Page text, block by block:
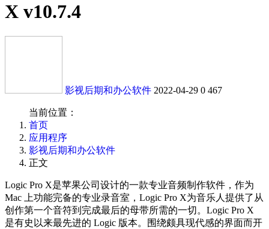
X v10.7.4
影视后期和办公软件 2022-04-29 0 467
当前位置：
首页
应用程序
影视后期和办公软件
正文
Logic Pro X是苹果公司设计的一款专业音频制作软件，作为
Mac 上功能完备的专业录音室，Logic Pro X为音乐人提供了从
创作第一个音符到完成最后的母带所需的一切。Logic Pro X
是有史以来最先进的 Logic 版本。围绕颇具现代感的界面而开